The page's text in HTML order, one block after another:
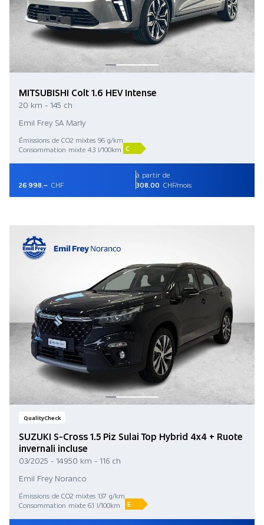
MITSUBISHI Colt 1.6 HEV Intense
20 km - 145 ch
Emil Frey SA Marly
Émissions de CO2 mixtes 96 g/km
Consommation mixte 4.3 l/100km C
26 998.– CHF
à partir de
308.00 CHF/mois
QualityCheck
SUZUKI S-Cross 1.5 Piz Sulai Top Hybrid 4x4 + Ruote
invernali incluse
03/2025 - 14 950 km - 116 ch
Emil Frey Noranco
Émissions de CO2 mixtes 137 g/km
Consommation mixte 6.1 l/100km
E